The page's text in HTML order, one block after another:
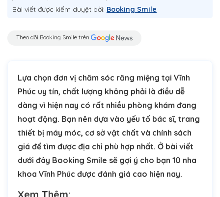
Bài viết được kiểm duyệt bởi: Booking Smile
Theo dõi Booking Smile trên
Lựa chọn đơn vị chăm sóc răng miệng tại Vĩnh
Phúc uy tín, chất lượng không phải là điều dễ
dàng vì hiện nay có rất nhiều phòng khám đang
hoạt động. Bạn nên dựa vào yếu tố bác sĩ, trang
thiết bị máy móc, cơ sở vật chất và chính sách
giá để tìm được địa chỉ phù hợp nhất. Ở bài viết
dưới đây Booking Smile sẽ gợi ý cho bạn 10 nha
khoa Vĩnh Phúc được đánh giá cao hiện nay.
Xem Thêm: